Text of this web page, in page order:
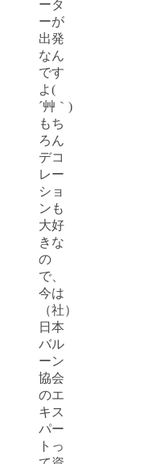
ータ
ーが
出発
なん
です
よ(
´艸｀)
もち
ろん
デコ
レー
ショ
ンも
大好
きな
の
で、
今は
（社）
日本
バル
ーン
協会
のエ
キス
パー
トっ